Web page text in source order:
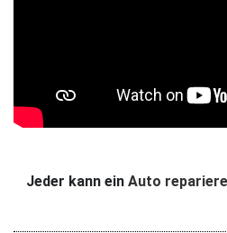
Jeder kann ein Auto